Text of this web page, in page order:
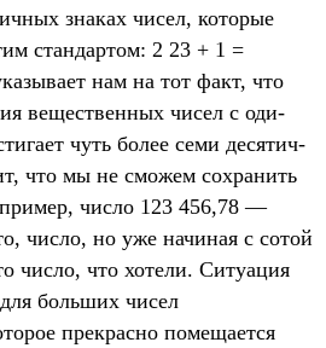
зна­ках чисел, которые
стан­дартом: 2 23 + 1 =
нам на тот факт, что
вещес­твен­ных чисел с оди­
чуть более семи десятич­
что мы не смо­жем сох­ранить
чис­ло 123 456,78 —
чис­ло, но уже начиная с сотой
чис­ло, что хотели. Ситу­ация
боль­ших чисел
прек­расно помеща­ется